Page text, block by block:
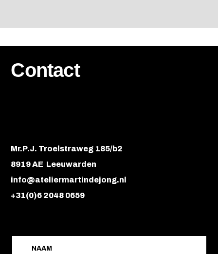
Contact
Mr.P.J. Troelstraweg 185/b2
8919 AE Leeuwarden
info@ateliermartindejong.nl
+31(0)6 2048 0659